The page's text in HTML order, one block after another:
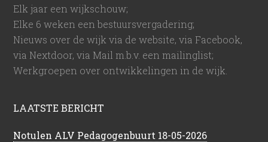
Elk jaar een wijkschouw;
Elke 6 weken een bestuursvergadering;
Nieuws over de wijk via de website, via Facebook,
via Nextdoor, via Mail m.b.v. een mailinglist;
Werkgroepen over ontwikkelingen in de wijk.
LAATSTE BERICHT
Notulen ALV Pedagogenbuurt 18-05-2026